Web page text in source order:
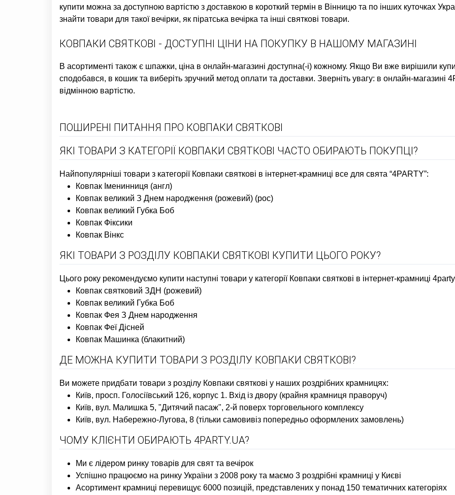
купити можна за доступною вартістю з доставкою в короткий термін в Вінницю та по інших куточках
знайти товари для такої вечірки, як піратська вечірка та інші святкові товари.
КОВПАКИ СВЯТКОВІ - ДОСТУПНІ ЦІНИ НА ПОКУПКУ В НАШОМУ МАГАЗИНІ
В асортименті також є шпажки, ціна в онлайн-магазині доступна(-і) кожному. Якщо Ви вже вирішили
сподобався, в кошик та виберіть зручний метод оплати та доставки. Зверніть увагу: в онлайн-магазині
відмінною вартістю.
ПОШИРЕНІ ПИТАННЯ ПРО КОВПАКИ СВЯТКОВІ
ЯКІ ТОВАРИ З КАТЕГОРІЇ КОВПАКИ СВЯТКОВІ ЧАСТО ОБИРАЮТЬ ПОКУПЦІ?
Найпопулярніші товари з категорії Ковпаки святкові в інтернет-крамниці все для свята “4PARTY”:
Ковпак Іменинниця (англ)
Ковпак великий З Днем народження (рожевий) (рос)
Ковпак великий Губка Боб
Ковпак Фіксики
Ковпак Вінкс
ЯКІ ТОВАРИ З РОЗДІЛУ КОВПАКИ СВЯТКОВІ КУПИТИ ЦЬОГО РОКУ?
Цього року рекомендуємо купити наступні товари у категорії Ковпаки святкові в інтернет-крамниці
Ковпак святковий ЗДН (рожевий)
Ковпак великий Губка Боб
Ковпак Фея З Днем народження
Ковпак Феї Дісней
Ковпак Машинка (блакитний)
ДЕ МОЖНА КУПИТИ ТОВАРИ З РОЗДІЛУ КОВПАКИ СВЯТКОВІ?
Ви можете придбати товари з розділу Ковпаки святкові у наших роздрібних крамницях:
Київ, просп. Голосіївський 126, корпус 1. Вхід із двору (крайня крамниця праворуч)
Київ, вул. Малишка 5, "Дитячий пасаж", 2-й поверх торговельного комплексу
Київ, вул. Набережно-Лугова, 8 (тільки самовивіз попередньо оформлених замовлень)
ЧОМУ КЛІЄНТИ ОБИРАЮТЬ 4PARTY.UA?
Ми є лідером ринку товарів для свят та вечірок
Успішно працюємо на ринку України з 2008 року та маємо 3 роздрібні крамниці у Києві
Асортимент крамниці перевищує 6000 позицій, представлених у понад 150 тематичних категоріях